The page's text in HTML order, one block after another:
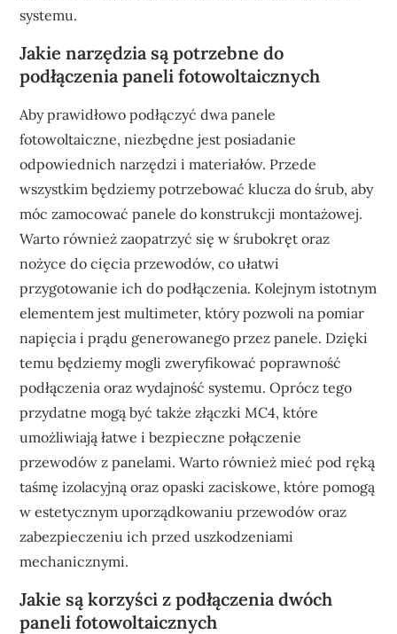
systemu.
Jakie narzędzia są potrzebne do
podłączenia paneli fotowoltaicznych
Aby prawidłowo podłączyć dwa panele
fotowoltaiczne, niezbędne jest posiadanie
odpowiednich narzędzi i materiałów. Przede
wszystkim będziemy potrzebować klucza do śrub, aby
móc zamocować panele do konstrukcji montażowej.
Warto również zaopatrzyć się w śrubokręt oraz
nożyce do cięcia przewodów, co ułatwi
przygotowanie ich do podłączenia. Kolejnym istotnym
elementem jest multimeter, który pozwoli na pomiar
napięcia i prądu generowanego przez panele. Dzięki
temu będziemy mogli zweryfikować poprawność
podłączenia oraz wydajność systemu. Oprócz tego
przydatne mogą być także złączki MC4, które
umożliwiają łatwe i bezpieczne połączenie
przewodów z panelami. Warto również mieć pod ręką
taśmę izolacyjną oraz opaski zaciskowe, które pomogą
w estetycznym uporządkowaniu przewodów oraz
zabezpieczeniu ich przed uszkodzeniami
mechanicznymi.
Jakie są korzyści z podłączenia dwóch
paneli fotowoltaicznych